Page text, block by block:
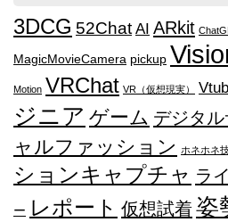
3DCG 52Chat AI ARkit
MagicMovieCamera pickup
Motion VRChat VR（仮想現実）
ジニア ゲーム デジタ
ャルファッション
ホネホネ
ションキャプチャ ラ
ー レポート 仮想試着姿